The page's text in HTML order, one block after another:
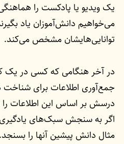
یک ویدیو یا پادکست را
می‌خواهیم دانش‌آموزان یاد
توانایی‌هایشان مشخص می‌کند.
در آخر هنگامی که کسی در
جمع‌آوری اطلاعات برای شناخت
درسش بر اساس این اطلاعات را
اگر به سنجش سبک‌های یادگیری
مثال دانش پیشین آنها را